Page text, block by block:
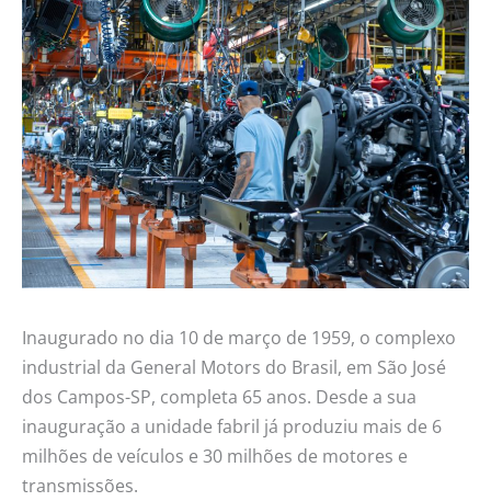
Inaugurado no dia 10 de março de 1959, o complexo
industrial da General Motors do Brasil, em São José
dos Campos-SP, completa 65 anos. Desde a sua
inauguração a unidade fabril já produziu mais de 6
milhões de veículos e 30 milhões de motores e
transmissões.